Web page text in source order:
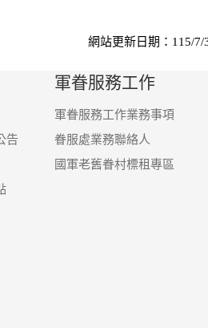
網站更新日期：115/
告
軍眷服務工作
軍眷服務工作業務事項
眷服處業務聯絡人
國軍老舊眷村標租專區